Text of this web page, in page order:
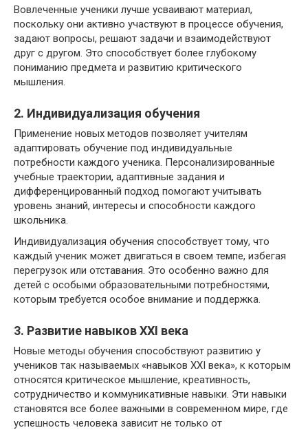
Вовлеченные ученики лучше усваивают материал,
поскольку они активно участвуют в процессе обучения,
задают вопросы, решают задачи и взаимодействуют
друг с другом. Это способствует более глубокому
пониманию предмета и развитию критического
мышления.
2. Индивидуализация обучения
Применение новых методов позволяет учителям
адаптировать обучение под индивидуальные
потребности каждого ученика. Персонализированные
учебные траектории, адаптивные задания и
дифференцированный подход помогают учитывать
уровень знаний, интересы и способности каждого
школьника.
Индивидуализация обучения способствует тому, что
каждый ученик может двигаться в своем темпе, избегая
перегрузок или отставания. Это особенно важно для
детей с особыми образовательными потребностями,
которым требуется особое внимание и поддержка.
3. Развитие навыков XXI века
Новые методы обучения способствуют развитию у
учеников так называемых «навыков XXI века», к которым
относятся критическое мышление, креативность,
сотрудничество и коммуникативные навыки. Эти навыки
становятся все более важными в современном мире, где
успешность человека зависит не только от